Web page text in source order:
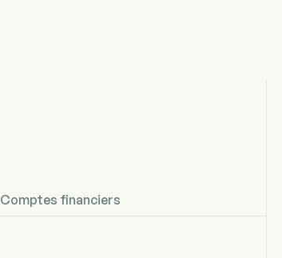
Comptes financiers